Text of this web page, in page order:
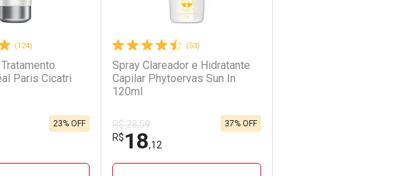
Ativar Desconto
(124)
Paris Cicatri
23% OFF
(53)
Spray Clareador e Hidratante
Capilar Phytoervas Sun In
120ml
R$ 28,59
R$18,12
37% OFF